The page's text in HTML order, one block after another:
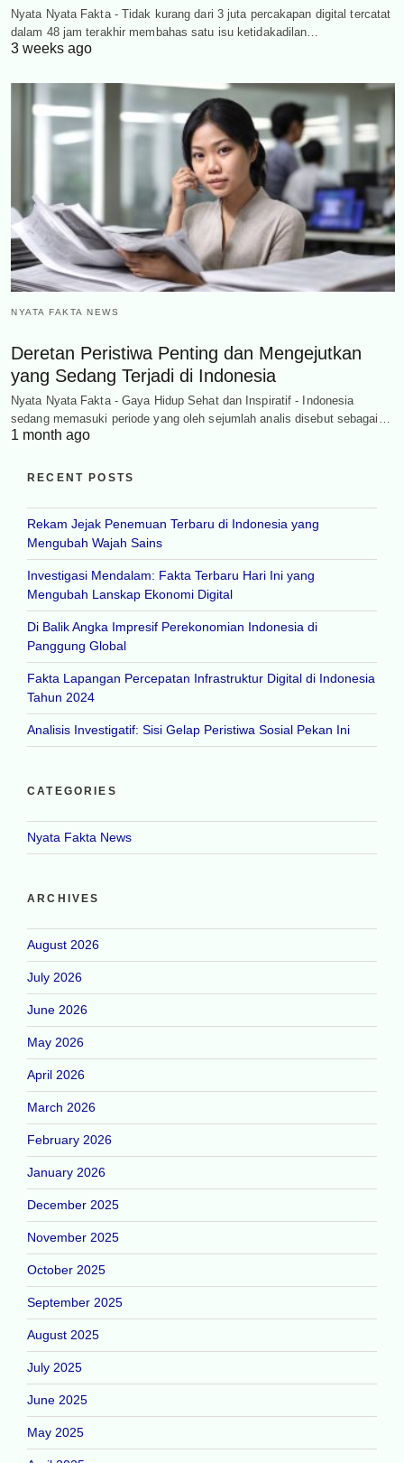
Nyata Nyata Fakta - Tidak kurang dari 3 juta percakapan digital tercatat
dalam 48 jam terakhir membahas satu isu ketidakadilan…
3 weeks ago
NYATA FAKTA NEWS
Deretan Peristiwa Penting dan Mengejutkan
yang Sedang Terjadi di Indonesia
Nyata Nyata Fakta - Gaya Hidup Sehat dan Inspiratif - Indonesia
sedang memasuki periode yang oleh sejumlah analis disebut sebagai…
1 month ago
RECENT POSTS
Rekam Jejak Penemuan Terbaru di Indonesia yang
Mengubah Wajah Sains
Investigasi Mendalam: Fakta Terbaru Hari Ini yang
Mengubah Lanskap Ekonomi Digital
Di Balik Angka Impresif Perekonomian Indonesia di
Panggung Global
Fakta Lapangan Percepatan Infrastruktur Digital di Indonesia
Tahun 2024
Analisis Investigatif: Sisi Gelap Peristiwa Sosial Pekan Ini
CATEGORIES
Nyata Fakta News
ARCHIVES
August 2026
July 2026
June 2026
May 2026
April 2026
March 2026
February 2026
January 2026
December 2025
November 2025
October 2025
September 2025
August 2025
July 2025
June 2025
May 2025